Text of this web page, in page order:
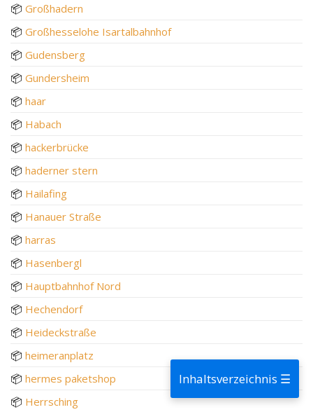
📦 Großhadern
📦 Großhesselohe Isartalbahnhof
📦 Gudensberg
📦 Gundersheim
📦 haar
📦 Habach
📦 hackerbrücke
📦 haderner stern
📦 Hailafing
📦 Hanauer Straße
📦 harras
📦 Hasenbergl
📦 Hauptbahnhof Nord
📦 Hechendorf
📦 Heideckstraße
📦 heimeranplatz
📦 hermes paketshop
📦 Herrsching
Inhaltsverzeichnis ☰